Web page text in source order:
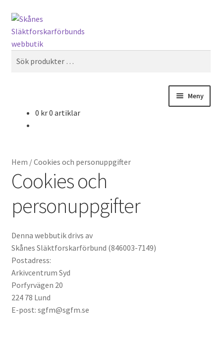
Hoppa
till
navigering
Hoppa
till
innehåll
Sök
Meny
Integritetspolicy
Leveransinformation
Om oss
Varukorg
0 kr0 artiklar
Hem /Cookies och personuppgifter
Cookies och
personuppgifter
Denna webbutik drivs av
Skånes Släktforskarförbund (846003-7149)
Postadress:
Arkivcentrum Syd
Porfyrvägen 20
224 78 Lund
E-post: sgfm@sgfm.se